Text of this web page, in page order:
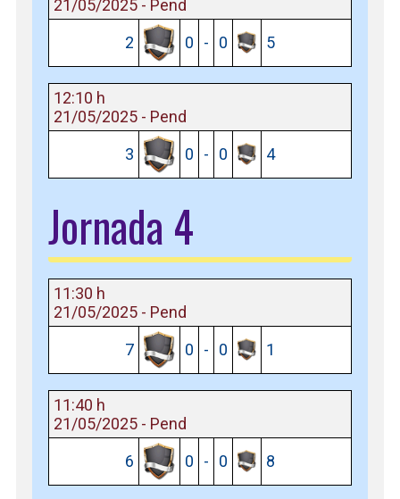
21/05/2025 - Pend
2
0 - 0 5
12:10 h
21/05/2025 - Pend
3
0 - 0 4
Jornada 4
11:30 h
21/05/2025 - Pend
7
0 - 0 1
11:40 h
21/05/2025 - Pend
6
0 - 0 8